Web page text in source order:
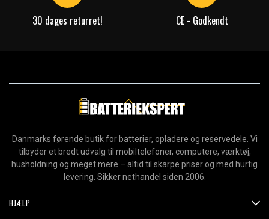
30 dages returret! CE - Godkendt
Danmarks førende butik for batterier, opladere og reservedele. Vi
tilbyder et bredt udvalg til mobiltelefoner, computere, værktøj,
husholdning og meget mere – altid til skarpe priser og med hurtig
levering. Sikker nethandel siden 2006.
HJÆLP